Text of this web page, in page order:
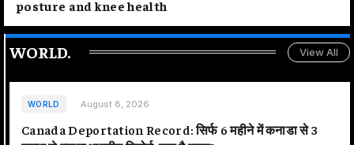
posture and knee health
WORLD. View All
WORLD August 8, 2026
Canada Deportation Record: सिर्फ 6 महीने में कनाडा से 3